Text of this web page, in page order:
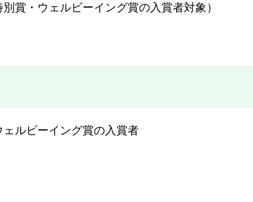
賞・ウェルビーイング賞の入賞者対象）
ルビーイング賞の入賞者